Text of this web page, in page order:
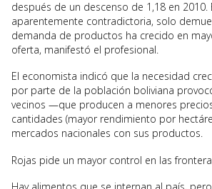
después de un descenso de 1,18 en 2010.
aparentemente contradictoria, solo
demanda de productos ha crecido en
oferta, manifestó el profesional.
El economista indicó que la necesidad
por parte de la población boliviana
vecinos —que producen a menores
cantidades (mayor rendimiento por
mercados nacionales con sus productos.
Rojas pide un mayor control en las